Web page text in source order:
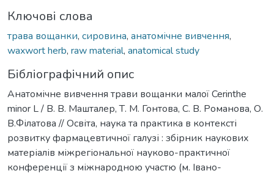
Ключові слова
трава вощанки, сировина, анатомічне вивчення,
waxwort herb, raw material, anatomical study
Бібліографічний опис
Анатомічне вивчення трави вощанки малої Cerinthe
minor L / В. В. Машталер, Т. М. Гонтова, С. В. Романова, О.
В.Філатова // Освіта, наука та практика в контексті
розвитку фармацевтичної галузі : збірник наукових
матеріалів міжрегіональної науково-практичної
конференції з міжнародною участю (м. Івано-